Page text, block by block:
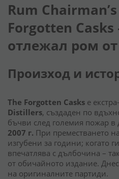
Rum
Forgotten Casks
отлежал ром
Произход и
The Forgotten Casks е
Distillers, създаден по
бъчви след големия пожар в
2007 г. При преместването
изгубени за години; когато
впечатлява с дълбочина –
от обичайното издание.
на оригиналните партиди.